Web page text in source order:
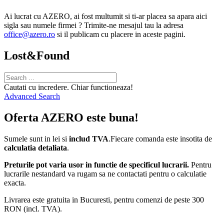
Ai lucrat cu AZERO, ai fost multumit si ti-ar placea sa apara aici
sigla sau numele firmei ? Trimite-ne mesajul tau la adresa
office@azero.ro si il publicam cu placere in aceste pagini.
Lost&Found
Cautati cu incredere. Chiar functioneaza!
Advanced Search
Oferta AZERO este buna!
Sumele sunt in lei si includ TVA.Fiecare comanda este insotita de
calculatia detaliata.
Preturile pot varia usor in functie de specificul lucrarii. Pentru
lucrarile nestandard va rugam sa ne contactati pentru o calculatie
exacta.
Livrarea este gratuita in Bucuresti, pentru comenzi de peste 300
RON (incl. TVA).